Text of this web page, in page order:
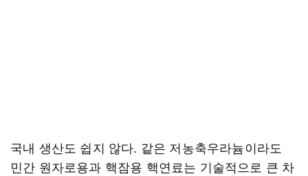
국내 생산도 쉽지 않다. 같은 저농축우라늄이라도
민간 원자로용과 핵잠용 핵연료는 기술적으로 큰 차